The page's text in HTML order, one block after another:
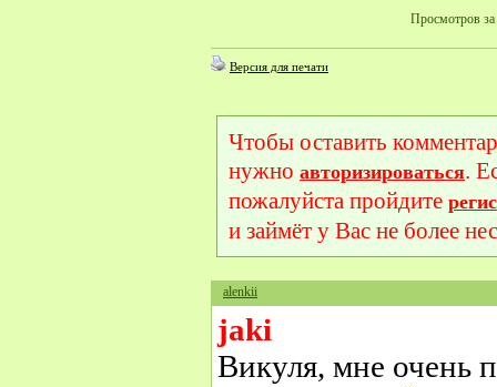
Просмотров за
Версия для печати
Чтобы оставить
нужно авторизироваться.
пожалуйста пройдите
и займёт у Вас не более
alenkii
jaki
Викуля, мне очень